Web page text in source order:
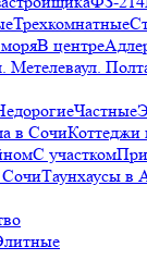
Трехкомнатные
В центре
Метелеваул.
Частные
в СочиКоттеджи
С участком
Таунхаусы в